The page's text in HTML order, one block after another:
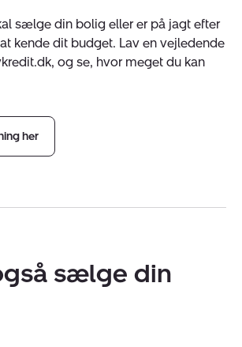
sælge din bolig eller er på jagt efter
kende dit budget. Lav en vejledende
og se, hvor meget du kan
her
sælge din